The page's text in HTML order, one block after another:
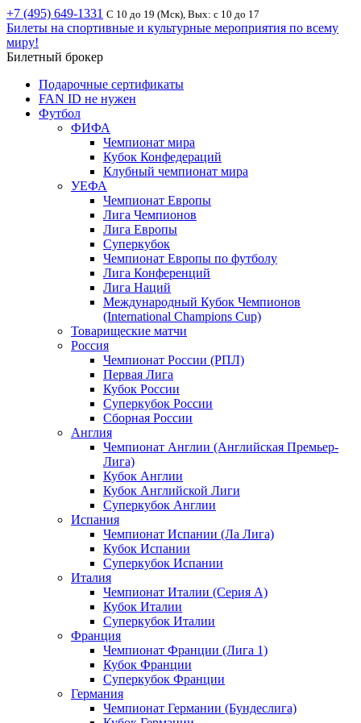
+7 (495) 649-1331 С 10 до 19 (Мск), Вых: с 10 до 17
Билеты на спортивные и культурные мероприятия по всему
миру!
Билетный брокер
Подарочные сертификаты
FAN ID не нужен
Футбол
ФИФА
Чемпионат мира
Кубок Конфедераций
Клубный чемпионат мира
УЕФА
Чемпионат Европы
Лига Чемпионов
Лига Европы
Суперкубок
Чемпионат Европы по футболу
Лига Конференций
Лига Наций
Международный Кубок Чемпионов
(International Champions Cup)
Товарищеские матчи
Россия
Чемпионат России (РПЛ)
Первая Лига
Кубок России
Суперкубок России
Сборная России
Англия
Чемпионат Англии (Английская Премьер-
Лига)
Кубок Англии
Кубок Английской Лиги
Суперкубок Англии
Испания
Чемпионат Испании (Ла Лига)
Кубок Испании
Суперкубок Испании
Италия
Чемпионат Италии (Серия А)
Кубок Италии
Суперкубок Италии
Франция
Чемпионат Франции (Лига 1)
Кубок Франции
Суперкубок Франции
Германия
Чемпионат Германии (Бундеслига)